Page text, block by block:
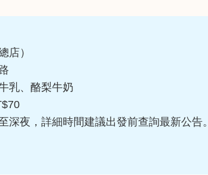
店）
乳、酪梨牛奶
深夜，詳細時間建議出發前查詢最新公告。